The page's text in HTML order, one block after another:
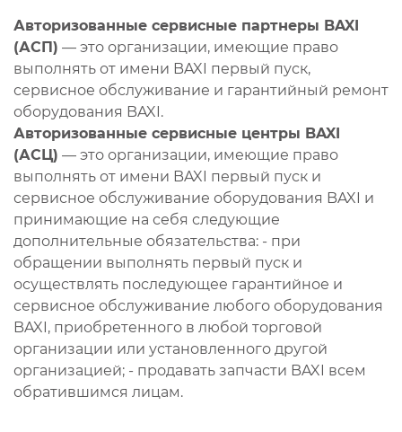
Авторизованные сервисные партнеры BAXI
(АСП) — это организации, имеющие право
выполнять от имени BAXI первый пуск,
сервисное обслуживание и гарантийный ремонт
оборудования BAXI.
Авторизованные сервисные центры BAXI
(АСЦ) — это организации, имеющие право
выполнять от имени BAXI первый пуск и
сервисное обслуживание оборудования BAXI и
принимающие на себя следующие
дополнительные обязательства: - при
обращении выполнять первый пуск и
осуществлять последующее гарантийное и
сервисное обслуживание любого оборудования
BAXI, приобретенного в любой торговой
организации или установленного другой
организацией; - продавать запчасти BAXI всем
обратившимся лицам.